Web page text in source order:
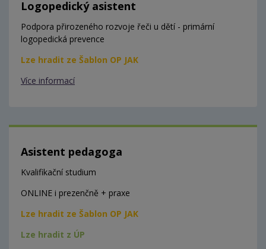
Logopedický asistent
Podpora přirozeného rozvoje řeči u dětí - primární
logopedická prevence
Lze hradit ze Šablon OP JAK
Více informací
Asistent pedagoga
Kvalifikační studium
ONLINE i prezenčně + praxe
Lze hradit ze Šablon OP JAK
Lze hradit z ÚP